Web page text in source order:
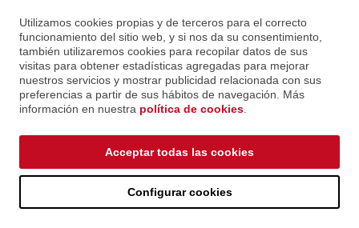
Utilizamos cookies propias y de terceros para el correcto
funcionamiento del sitio web, y si nos da su consentimiento,
también utilizaremos cookies para recopilar datos de sus
visitas para obtener estadísticas agregadas para mejorar
nuestros servicios y mostrar publicidad relacionada con sus
preferencias a partir de sus hábitos de navegación. Más
información en nuestra política de cookies
Configurar cookies
Acceptar todas las cookies